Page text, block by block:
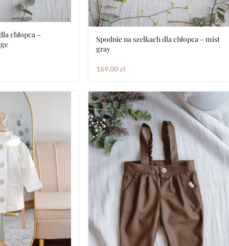
chłopca –
Spodnie na szelkach dla chłopca – mist
gray
169,00zł